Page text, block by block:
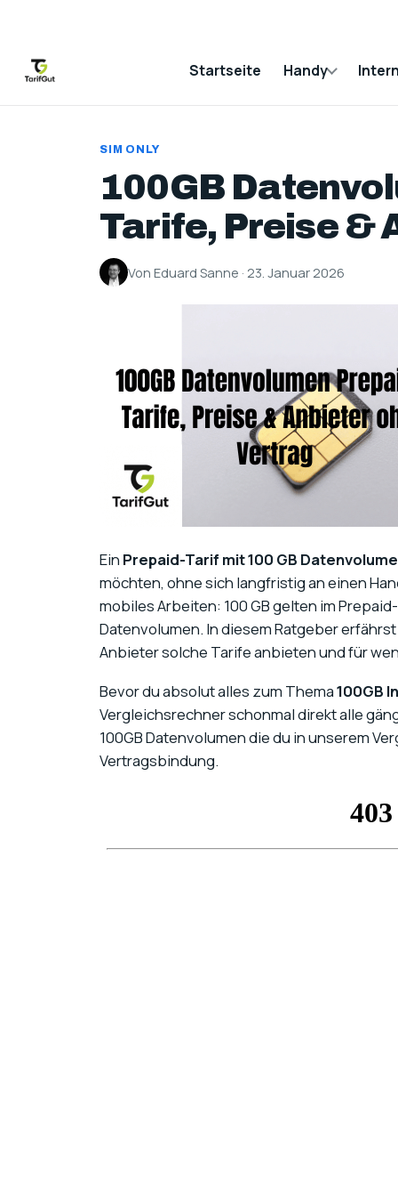
Startseite Handy
SIM ONLY
100GB
Tarife, Preise &
Von Eduard Sanne · 23. Januar 2026
Ein Prepaid-Tarif mit 100 GB
möchten, ohne sich langfristig an einen
mobiles Arbeiten: 100 GB gelten im
Datenvolumen. In diesem Ratgeber erfährst
Anbieter solche Tarife anbieten und für
Bevor du absolut alles zum Thema100GB
Vergleichsrechner schonmal direkt alle
100GB Datenvolumen die du in unserem
Vertragsbindung.